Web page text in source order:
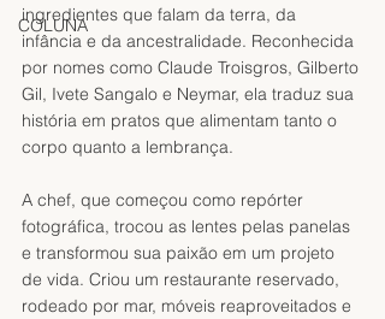
COLUNA
ingredientes que falam da terra, da
infância e da ancestralidade. Reconhecida
por nomes como Claude Troisgros, Gilberto
Gil, Ivete Sangalo e Neymar, ela traduz sua
história em pratos que alimentam tanto o
corpo quanto a lembrança.
A chef, que começou como repórter
fotográfica, trocou as lentes pelas panelas
e transformou sua paixão em um projeto
de vida. Criou um restaurante reservado,
rodeado por mar, móveis reaproveitados e